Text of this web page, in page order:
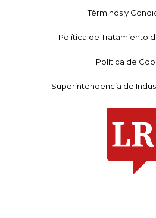
Términos y
Política de Tratamiento
Política de
Superintendencia de